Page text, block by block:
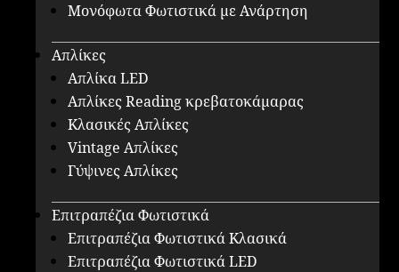
Μονόφωτα Φωτιστικά με Ανάρτηση
Απλίκες
Απλίκα LED
Απλίκες Reading κρεβατοκάμαρας
Κλασικές Απλίκες
Vintage Απλίκες
Γύψινες Απλίκες
Επιτραπέζια Φωτιστικά
Επιτραπέζια Φωτιστικά Κλασικά
Επιτραπέζια Φωτιστικά LED